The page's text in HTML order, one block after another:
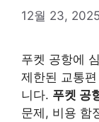
12월 23, 2025
푸켓 공항에
제한된 교통
니다. 푸켓 공
문제, 비용 함